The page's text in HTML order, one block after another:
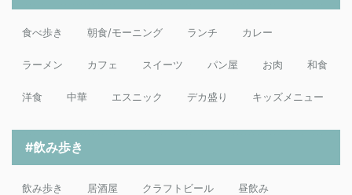
食べ歩き 朝食/モーニング ランチ カレー
ラーメン カフェ スイーツ パン屋 お肉 和食
洋食 中華 エスニック デカ盛り キッズメニュー
#飲み歩き
飲み歩き 居酒屋 クラフトビール 昼飲み